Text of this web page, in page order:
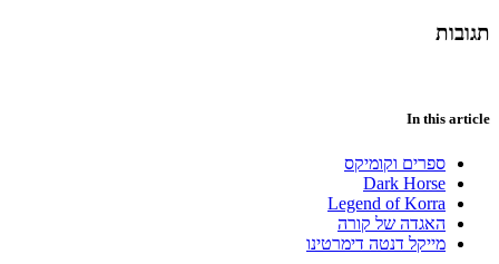
תגובות
In this article
ספרים וקומיקס
Dark Horse
Legend of Korra
האגדה של קורה
מייקל דנטה דימרטינו